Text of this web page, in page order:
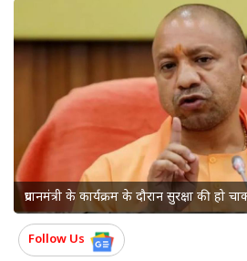
प्रधानमंत्री के कार्यक्रम के दौरान सुरक्षा की हो
Follow Us